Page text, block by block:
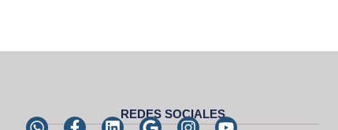
REDES SOCIALES